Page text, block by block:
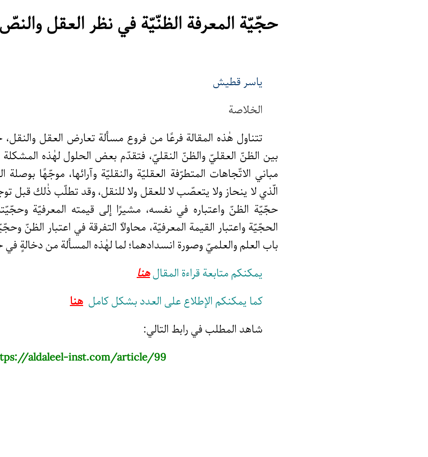
حجّيّة المعرفة الظنّيّة في نظر العقل
ياسر قطيش
الخلاصة
تتناول هٰذه المقالة فرعًا من فروع مسألة تعارض العقل
بين الظنّ العقليّ والظنّ النقليّ، فتقدّم بعض الحلول لهٰذه
مباني الاتّجاهات المتطرّفة العقليّة والنقليّة وآرائها، موجّهًا
الّذي لا ينحاز ولا يتعصّب لا للعقل ولا للنقل، وقد تطلّب ذٰلك قبل
حجّيّة الظنّ واعتباره في نفسه، مشيرًا إلى قيمته المعرفيّة
الحجّيّة واعتبار القيمة المعرفيّة، محاولًا التفرقة في اعتبار الظنّ
باب العلم والعلميّ وصورة انسدادهما؛ لما لهٰذه المسألة من دخالةٍ
يمكنكم متابعة قراءة المقالهنا
كما يمكنكم الإطلاع على العدد بشكل كامل هنا
شاهد المطلب في رابط التالي:
aldaleel-inst.com/article/99